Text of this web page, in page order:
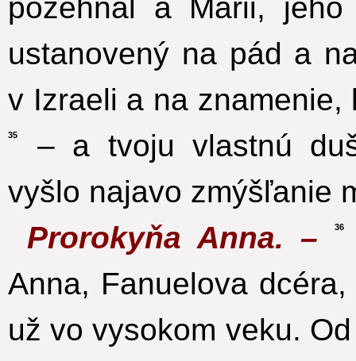
požehnal a Márii,
ustanovený na pád a
v Izraeli a na
35
– a tvoju vlastnú
vyšlo najavo zmýšľanie
Prorokyňa Anna. –36
Anna, Fanuelova
už vo vysokom veku.